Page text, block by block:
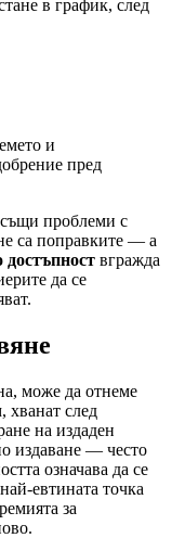
в график, след
и
пред
проблеми с
са поправките — а
достъпност вгражда
да се
може да отнеме
хванат след
на издаден
издаване — често
означава да се
евтината точка
за